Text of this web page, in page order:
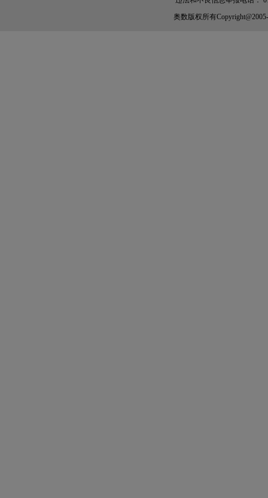
奥数 版权所有